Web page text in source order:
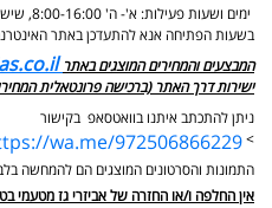
ימים ושעות פעילות: א'- ה' 8:00-16:00, שישי שבת - סגור,
בשעות הפתיחה אנא להתעדכן באתר
המבצעים והמחירים המוצגים באתר
ישירות דרך האתר (ברכישה פרונטאלית
ניתן להתכתב איתנו בוואטסאפ בקישור
>
wa.me/972506866229
התמונות והסרטונים המוצגים הם להמחשה
אין החלפה ו/או החזרה של אביזרי גז מטעמי